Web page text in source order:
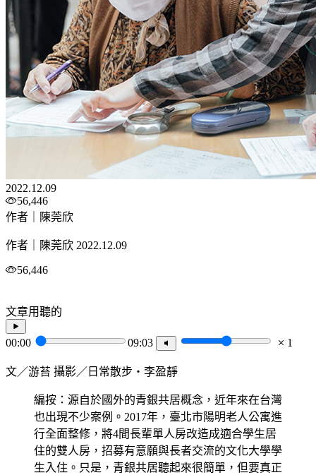
2022.12.09
56,446
作者｜陳莞欣
作者｜陳莞欣 2022.12.09
56,446
文章用聽的
00:00 09:03 1
文／游苔 攝影／日常散步・李盈靜
編按：源自於國外的青銀共居概念，近年來在台灣
也出現不少案例。2017年，臺北市陽明老人公寓進
行全面整修，將4間長輩單人房改造成適合學生居
住的雙人房，招募有意願與長者交流的文化大學學
生入住。只是，青銀共居聽起來很簡單，但要真正